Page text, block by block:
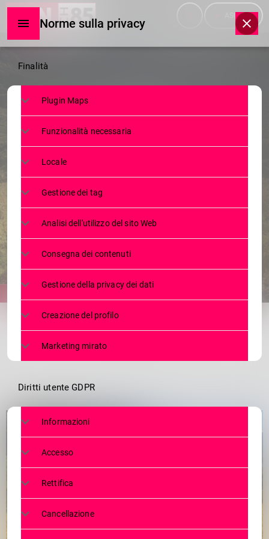
ASCOLTA
NEWS
DALLE FESTE DI FINE
TRANSUMANZA AL TREKKING IN
VIGNA, LA PROVINCIA DI SONDRIO
IN VETTA ALLE VACANZE
D’AUTUNNO
share
email
Norme sulla privacy
Norme
sulla
privacy
Finalità
Plugin Maps
Funzionalità necessaria
Locale
Gestione dei tag
Analisi dell'utilizzo del sito Web
Consegna dei contenuti
Gestione della privacy dei dati
Creazione del profilo
Marketing mirato
Diritti utente GDPR
Informazioni
Accesso
Rettifica
Cancellazione